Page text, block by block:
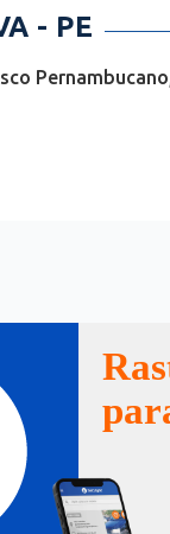
- PE
Pernambucano,